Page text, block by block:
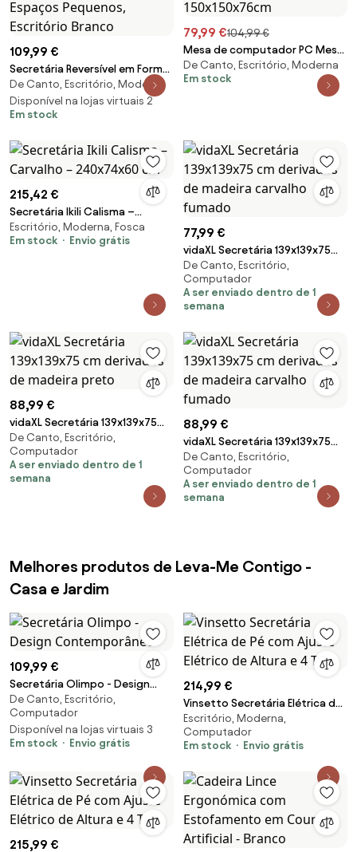
109,99 €
Secretária Reversível em Forma
de L com 2 Gavetões
Arquivadores, Design Moderno
para Espaços Pequenos,
De Canto, Escritório, Moderna
Disponível na lojas virtuais 2
Em stock
79,99 €104,99 €
Mesa de computador PC Mesa
de escritório formulário de
tabela de canto L Armação de
De Canto, Escritório, Moderna
Em stock
215,42 €
Secretária Ikili Calisma –
Carvalho – 240x74x60 cm
Escritório, Moderna, Fosca
Em stock
Envio grátis
77,99 €
vidaXL Secretária 139x139x75
cm derivados de madeira
carvalho fumado
De Canto, Escritório,
Computador
A ser enviado dentro de 1
semana
88,99 €
vidaXL Secretária 139x139x75
cm derivados de madeira preto
De Canto, Escritório,
Computador
A ser enviado dentro de 1
semana
88,99 €
vidaXL Secretária 139x139x75
cm derivados de madeira
carvalho fumado
De Canto, Escritório,
Computador
A ser enviado dentro de 1
semana
Melhores produtos de Leva-Me Contigo -
Casa e Jardim
109,99 €
Secretária Olimpo - Design
Contemporâneo
De Canto, Escritório,
Computador
Disponível na lojas virtuais 3
Em stock
Envio grátis
214,99 €
Vinsetto Secretária Elétrica de
Pé com Ajuste Elétrico de Altura
e 4 T
Escritório, Moderna,
Computador
Em stock
Envio grátis
215,99 €